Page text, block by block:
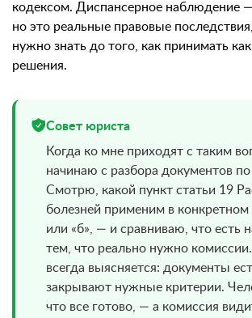
кодексом. Диспансерное наблюдение
но это реальные правовые
нужно знать до того, как принимать
решения.
Совет юриста
Когда ко мне приходят с таким
начинаю с разбора документов
Смотрю, какой пункт статьи 19
болезней применим в конкретном
или «б», — и сравниваю, что есть
тем, что реально нужно
всегда выясняется: документы
закрывают нужные критерии.
что все готово, — а комиссия